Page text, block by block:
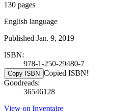
130 pages
English language
Published Jan. 9, 2019
ISBN:
978-1-250-29480-7
Copy ISBN Copied ISBN!
Goodreads:
36546128
View on Inventaire